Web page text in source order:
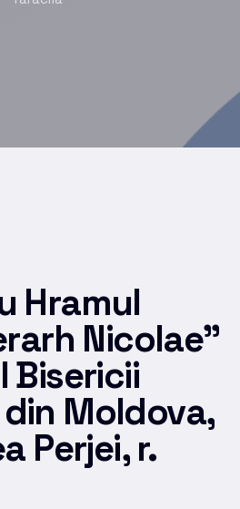
Hramul
Nicolae”
Bisericii
Moldova,
Perjei, r.